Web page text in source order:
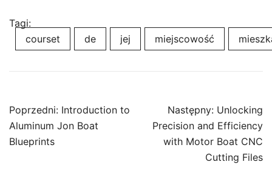
Tagi:
courset
de jej miejscowość
Nawigacja
wpisu
Poprzedni: Introduction to
Aluminum Jon Boat
Blueprints
Następny: Unlocking
Precision and Efficiency
with Motor Boat CNC
Cutting Files